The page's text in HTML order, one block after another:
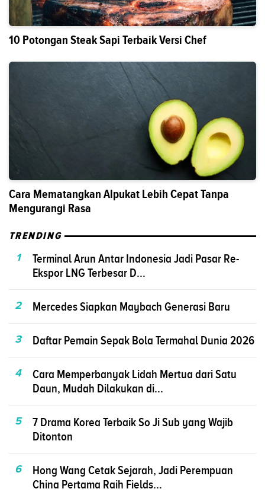
10 Potongan Steak Sapi Terbaik Versi Chef
Cara Mematangkan Alpukat Lebih Cepat Tanpa
Mengurangi Rasa
TRENDING
1
Terminal Arun Antar Indonesia Jadi Pasar Re-
Ekspor LNG Terbesar D...
2 Mercedes Siapkan Maybach Generasi Baru
3 Daftar Pemain Sepak Bola Termahal Dunia 2026
4
Cara Memperbanyak Lidah Mertua dari Satu
Daun, Mudah Dilakukan di...
5
7 Drama Korea Terbaik So Ji Sub yang Wajib
Ditonton
6
Hong Wang Cetak Sejarah, Jadi Perempuan
China Pertama Raih Fields...